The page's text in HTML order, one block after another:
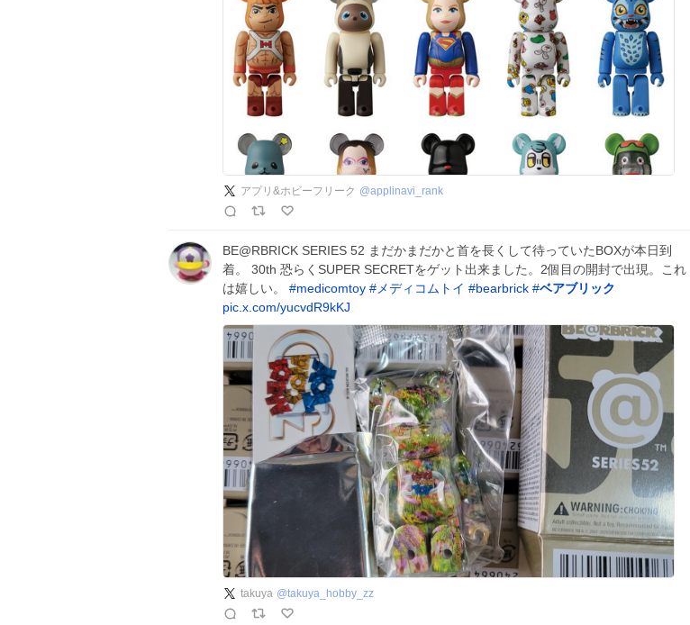
アプリ&ホビーフリーク @applinavi_rank
BE@RBRICK SERIES 52 まだかまだかと首を長くして待っていたBOXが本日到
着。 30th 恐らくSUPER SECRETをゲット出来ました。2個目の開封で出現。これ
は嬉しい。 #medicomtoy # メディコムトイ #bearbrick #ベアブリック
pic.x.com/yucvdR9kKJ
takuya @takuya_hobby_zz